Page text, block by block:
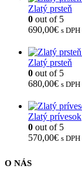
Zlatý prsteň
0 out of 5
690,00€ s DPH
Zlatý prsteň
0 out of 5
680,00€ s DPH
Zlatý prívesok
0 out of 5
570,00€ s DPH
O NÁS